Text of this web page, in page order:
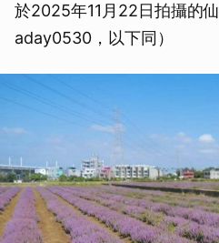
於2025年11月22日拍攝的
aday0530，以下同）